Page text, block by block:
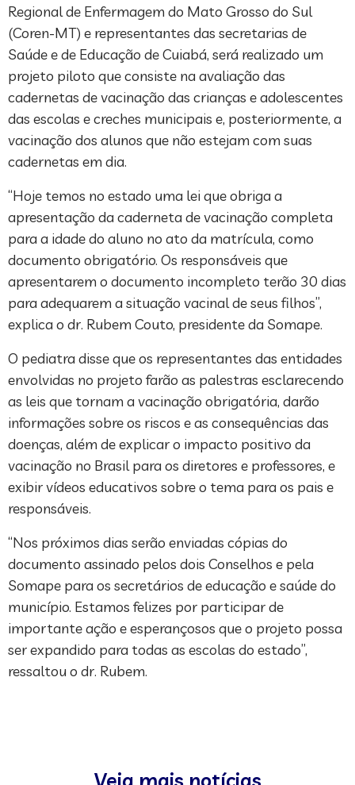
Regional de Enfermagem do Mato Grosso do Sul
(Coren-MT) e representantes das secretarias de
Saúde e de Educação de Cuiabá, será realizado um
projeto piloto que consiste na avaliação das
cadernetas de vacinação das crianças e adolescentes
das escolas e creches municipais e, posteriormente, a
vacinação dos alunos que não estejam com suas
cadernetas em dia.
“Hoje temos no estado uma lei que obriga a
apresentação da caderneta de vacinação completa
para a idade do aluno no ato da matrícula, como
documento obrigatório. Os responsáveis que
apresentarem o documento incompleto terão 30 dias
para adequarem a situação vacinal de seus filhos”,
explica o dr. Rubem Couto, presidente da Somape.
O pediatra disse que os representantes das entidades
envolvidas no projeto farão as palestras esclarecendo
as leis que tornam a vacinação obrigatória, darão
informações sobre os riscos e as consequências das
doenças, além de explicar o impacto positivo da
vacinação no Brasil para os diretores e professores, e
exibir vídeos educativos sobre o tema para os pais e
responsáveis.
“Nos próximos dias serão enviadas cópias do
documento assinado pelos dois Conselhos e pela
Somape para os secretários de educação e saúde do
município. Estamos felizes por participar de
importante ação e esperançosos que o projeto possa
ser expandido para todas as escolas do estado”,
ressaltou o dr. Rubem.
Veja mais notícias